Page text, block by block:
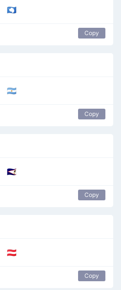
🇦🇶
Copy
🇦🇷
Copy
🇦🇸
Copy
🇦🇹
Copy